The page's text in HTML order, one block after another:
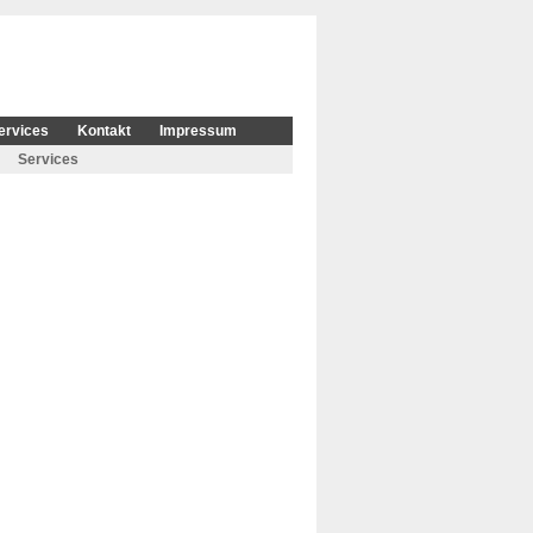
Kontakt
Impressum
Services